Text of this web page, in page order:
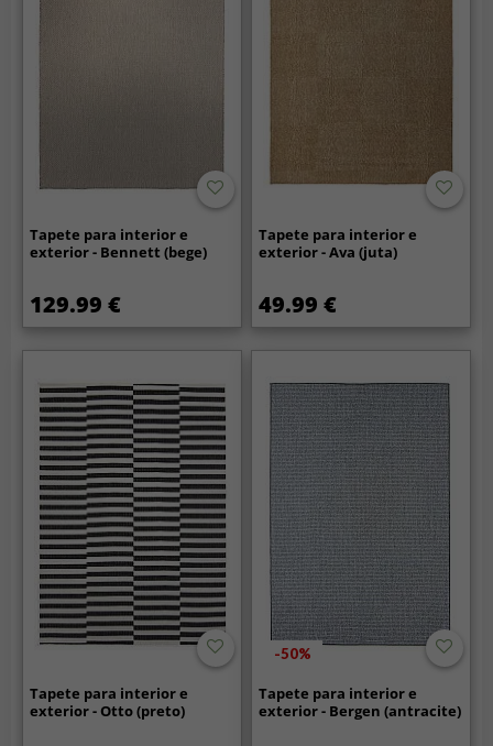
Tapete para interior e
exterior - Bennett (bege)
129.99 €
Tapete para interior e
exterior - Ava (juta)
49.99 €
Tapete para interior e
exterior - Otto (preto)
-50%
Tapete para interior e
exterior - Bergen (antracite)